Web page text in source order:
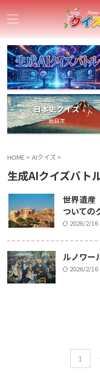
日本史クイズ
総目次
HOME > AIクイズ >
生成AIクイズバト
世界遺産
ついての
2026/2/16
ルノワー
2026/2/16
1 …